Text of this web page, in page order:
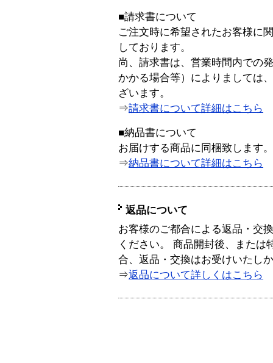
■請求書について
ご注文時に希望されたお客様に
しております。
尚、請求書は、営業時間内での
かかる場合等）によりましては
ざいます。
⇒請求書について詳細はこちら
■納品書について
お届けする商品に同梱致します。
⇒納品書について詳細はこちら
返品について
お客様のご都合による返品・交
ください。 商品開封後、または
合、返品・交換はお受けいたし
⇒返品について詳しくはこちら